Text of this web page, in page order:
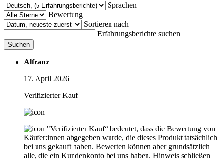
Sprachen
Bewertung
Sortieren nach
Erfahrungsberichte suchen
Suchen
Alfranz
17. April 2026
Verifizierter Kauf
"Verifizierter Kauf“ bedeutet, dass die Bewertung von
Käufer:innen abgegeben wurde, die dieses Produkt tatsächlich
bei uns gekauft haben. Bewerten können aber grundsätzlich
alle, die ein Kundenkonto bei uns haben. Hinweis schließen